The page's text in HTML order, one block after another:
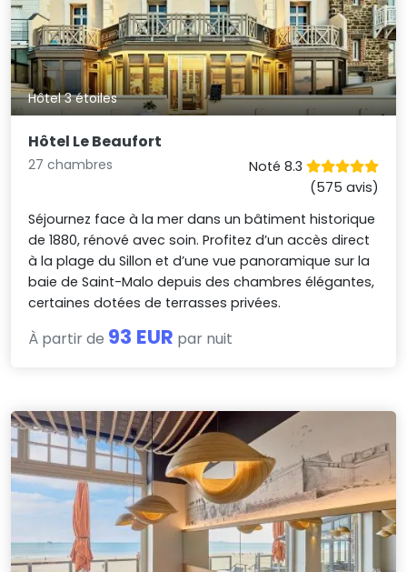
Hôtel 3 étoiles
Hôtel Le Beaufort
27 chambres
Noté 8.3
(575 avis)
Séjournez face à la mer dans un bâtiment historique
de 1880, rénové avec soin. Profitez d’un accès direct
à la plage du Sillon et d’une vue panoramique sur la
baie de Saint-Malo depuis des chambres élégantes,
certaines dotées de terrasses privées.
À partir de 93 EUR par nuit